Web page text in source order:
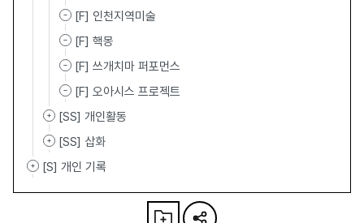
[F] 인천지역미술
[F] 핵몽
[F] 쓰개치마 퍼포먼스
[F] 오아시스 프로젝트
[SS] 개인활동
[SS] 삽화
[S] 개인 기록